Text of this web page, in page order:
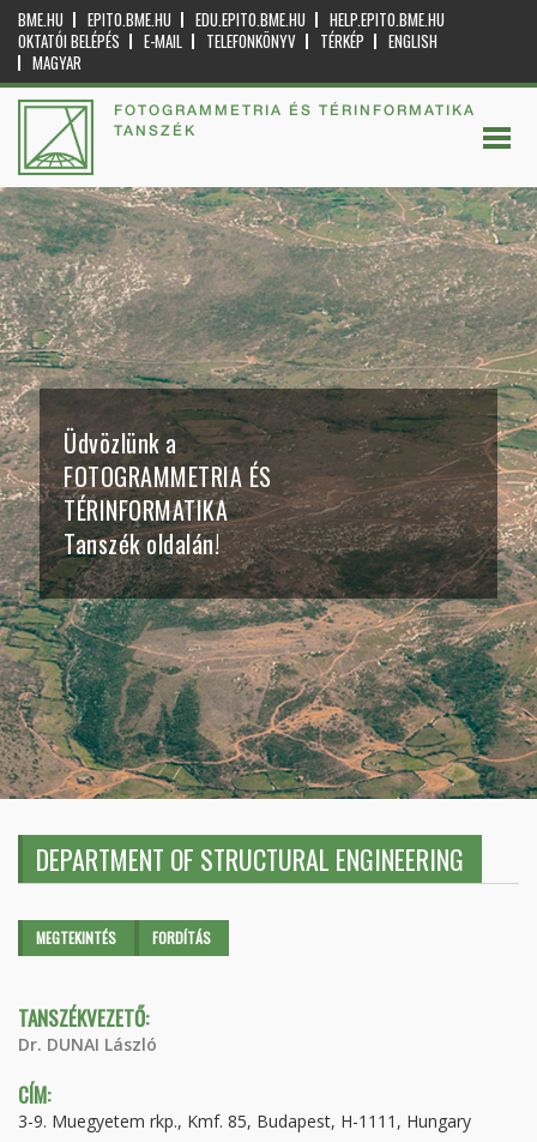
BME.HU EPITO.BME.HU EDU.EPITO.BME.HU
HELP.EPITO.BME.HU
OKTATÓI BELÉPÉS
E-MAIL TELEFONKÖNYV TÉRKÉP
ENGLISH
MAGYAR
FOTOGRAMMETRIA ÉS TÉRINFORMATIKA
TANSZÉK
Üdvözlünk a
FOTOGRAMMETRIA ÉS
TÉRINFORMATIKA
Tanszék oldalán!
DEPARTMENT OF STRUCTURAL ENGINEERING
Elsődleges fülek
MEGTEKINTÉS (AKTÍVFORDÍTÁS
TANSZÉKVEZETŐ:
Dr. DUNAI László
CÍM:
3-9. Muegyetem rkp., Kmf. 85, Budapest, H-1111, Hungary